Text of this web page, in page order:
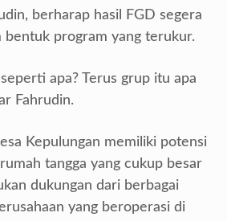
berharap hasil FGD segera
bentuk program yang terukur.
apa? Terus grup itu apa
Fahrudin.
Kepulungan memiliki potensi
tangga yang cukup besar
dukungan dari berbagai
yang beroperasi di